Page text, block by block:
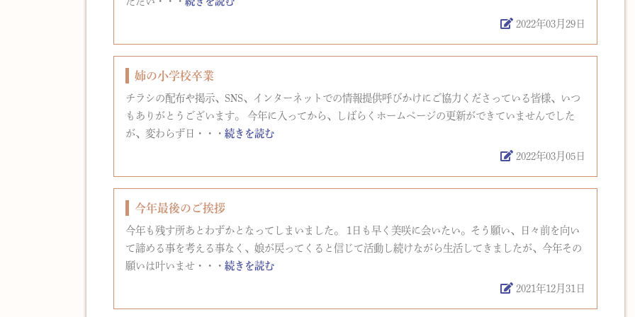
2022年03月29日
姉の小学校卒業
チラシの配布や掲示、SNS、インターネットでの情報提供呼びかけにご協力くださっている皆様、いつ
もありがとうございます。 今年に入ってから、しばらくホームページの更新ができていませんでした
が、変わらず日・・・ 続きを読む
2022年03月05日
今年最後のご挨拶
今年も残す所あとわずかとなってしまいました。 1日も早く美咲に会いたい。そう願い、日々前を向い
て諦める事を考える事なく、娘が戻ってくると信じて活動し続けながら生活してきましたが、今年その
願いは叶いませ・・・ 続きを読む
2021年12月31日